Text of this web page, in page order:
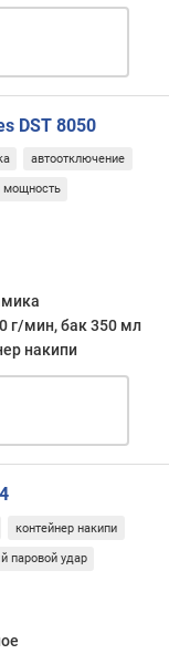
свете
DST 8050
автоотключение
мощность
г/мин, бак 350 мл
накипи
контейнер накипи
паровой удар